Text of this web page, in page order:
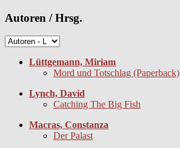
Autoren / Hrsg.
Lüttgemann, Miriam
Mord und Totschlag (Paperback)
Lynch, David
Catching The Big Fish
Macras, Constanza
Der Palast